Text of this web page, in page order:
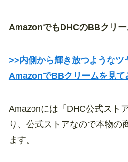
AmazonでもDHCのBBクリー
>>内側から輝き放つようなツ
AmazonでBBクリームを見て
Amazonには「DHC公式スト
り、公式ストアなので本物の
ます。